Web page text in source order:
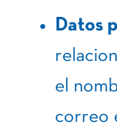
Datos
el
correo